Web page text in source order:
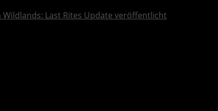
Wildlands: Last Rites Update veröffentlicht